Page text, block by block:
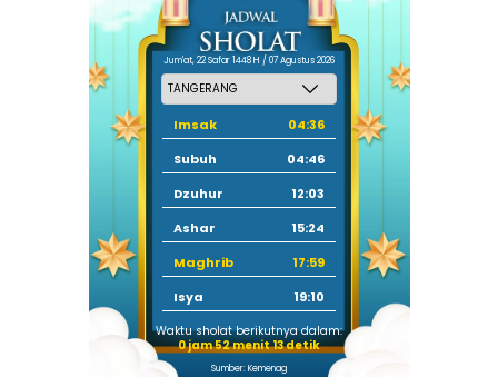
Jum'at, 22 Safar 1448 H / 07 Agustus 2026
Imsak
04:36
Subuh
04:46
Dzuhur
12:03
Ashar
15:24
Maghrib
17:59
Isya
19:10
Waktu sholat berikutnya dalam:
0 jam 52 menit 12 detik
Sumber: Kemenag